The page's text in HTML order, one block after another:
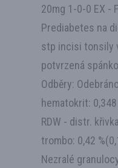
20mg 1-0-0 EX -
Prediabetes na
stp incisi tonsily
potvrzená
Odběry:
hematokrit:
RDW - distr.
trombo: 0,42
Nezralé